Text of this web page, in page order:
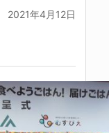
2021年4月12日